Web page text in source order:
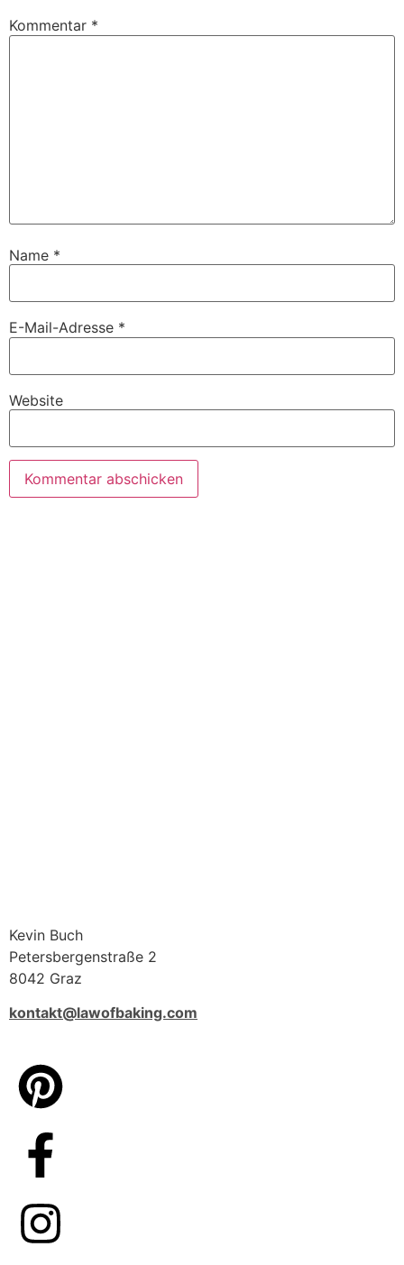
Kommentar *
Name *
E-Mail-Adresse *
Website
Kevin Buch
Petersbergenstraße 2
8042 Graz
kontakt@lawofbaking.com